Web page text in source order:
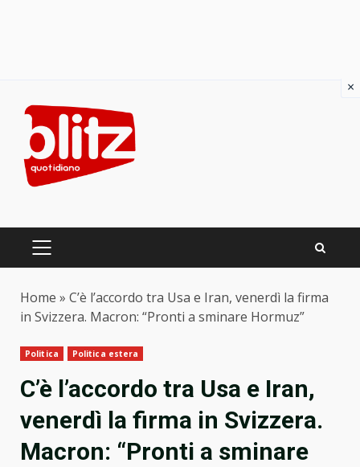
content
PRIMARY
Home » C’è l’accordo tra Usa e Iran, venerdì la firma
in Svizzera. Macron: “Pronti a sminare Hormuz”
Politica Politica estera
C’è l’accordo tra Usa e Iran,
venerdì la firma in Svizzera.
Macron: “Pronti a sminare
×